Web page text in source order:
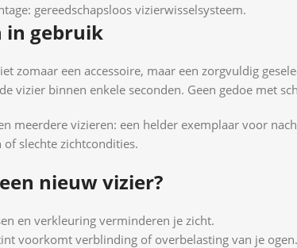
gereedschapsloos vizierwisselsysteem.
in gebruik
zomaar een accessoire, maar een zorgvuldig
vizier binnen enkele seconden. Geen gedoe met
meerdere vizieren: een helder exemplaar voor
slechte zichtcondities.
nieuw vizier?
en verkleuring verminderen je zicht.
voorkomt verblinding of overbelasting van je ogen.